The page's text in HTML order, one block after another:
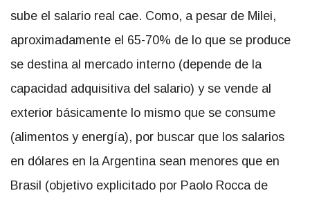
sube el salario real cae. Como, a pesar de Milei,
aproximadamente el 65-70% de lo que se produce
se destina al mercado interno (depende de la
capacidad adquisitiva del salario) y se vende al
exterior básicamente lo mismo que se consume
(alimentos y energía), por buscar que los salarios
en dólares en la Argentina sean menores que en
Brasil (objetivo explicitado por Paolo Rocca de